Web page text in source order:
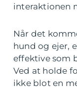
interaktionen
Når det
hund og ejer,
effektive som
Ved at holde
ikke blot en